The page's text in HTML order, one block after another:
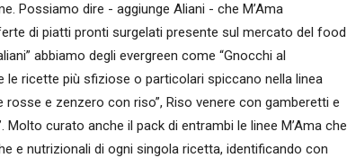
Possiamo dire - aggiunge Aliani - che M’Ama
di piatti pronti surgelati presente sul mercato del food
abbiamo degli evergreen come “Gnocchi al
le ricette più sfiziose o particolari spiccano nella linea
rosse e zenzero con riso”, Riso venere con gamberetti e
Molto curato anche il pack di entrambi le linee M’Ama che
e nutrizionali di ogni singola ricetta, identificando con